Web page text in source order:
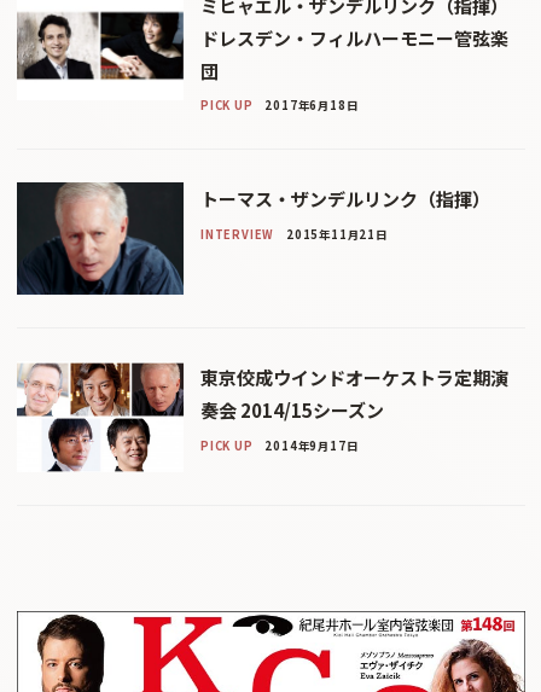
ドレスデン・フィルハーモニー管弦楽
団
PICK UP 2017年6月18日
トーマス・ザンデルリンク（指揮）
INTERVIEW 2015年11月21日
東京佼成ウインドオーケストラ定期演
奏会 2014/15シーズン
PICK UP 2014年9月17日